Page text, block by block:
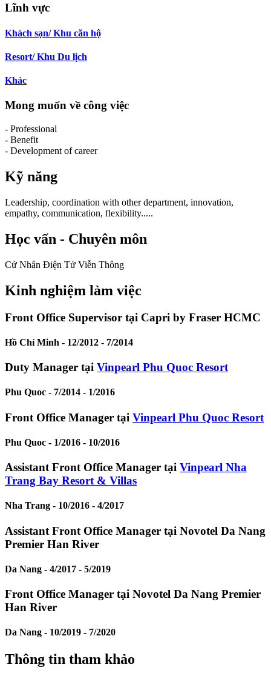
Lĩnh vực
Khách sạn/ Khu căn hộ
Resort/ Khu Du lịch
Khác
Mong muốn về công việc
- Professional
- Benefit
- Development of career
Kỹ năng
Leadership, coordination with other department, innovation,
empathy, communication, flexibility.....
Học vấn - Chuyên môn
Cử Nhân Điện Tử Viễn Thông
Kinh nghiệm làm việc
Front Office Supervisor tại Capri by Fraser HCMC
Hồ Chí Minh - 12/2012 - 7/2014
Duty Manager tại Vinpearl Phu Quoc Resort
Phu Quoc - 7/2014 - 1/2016
Front Office Manager tại Vinpearl Phu Quoc Resort
Phu Quoc - 1/2016 - 10/2016
Assistant Front Office Manager tại Vinpearl Nha
Trang Bay Resort & Villas
Nha Trang - 10/2016 - 4/2017
Assistant Front Office Manager tại Novotel Da Nang
Premier Han River
Da Nang - 4/2017 - 5/2019
Front Office Manager tại Novotel Da Nang Premier
Han River
Da Nang - 10/2019 - 7/2020
Thông tin tham khảo